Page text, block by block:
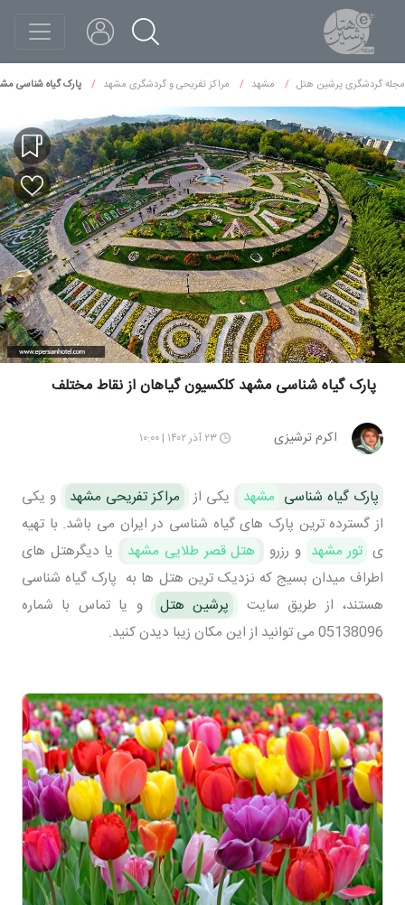
مجله گردشگری پرشین هتل مشهد مراکز تفریحی و گردشگری مشهد پارک گیاه شناسی
پارک گیاه شناسی مشهد کلکسیون گیاهان از نقاط مختلف
اکرم ترشیزی ۲۳ آذر ۱۴۰۲ | ۱۰:۰۰
پارک گیاه شناسی مشهد یکی از مراکز تفریحی مشهد
و یکی
از گسترده ترین پارک های گیاه شناسی در ایران می باشد. با تهیه
ی تور مشهد و رزرو هتل قصر طلایی مشهد
یا دیگرهتل های
اطراف میدان بسیج که نزدیک ترین هتل ها به پارک گیاه شناسی
هستند، از طریق سایت
پرشین هتل
و یا تماس با شماره
05138096 می توانید از این مکان زیبا دیدن کنید.